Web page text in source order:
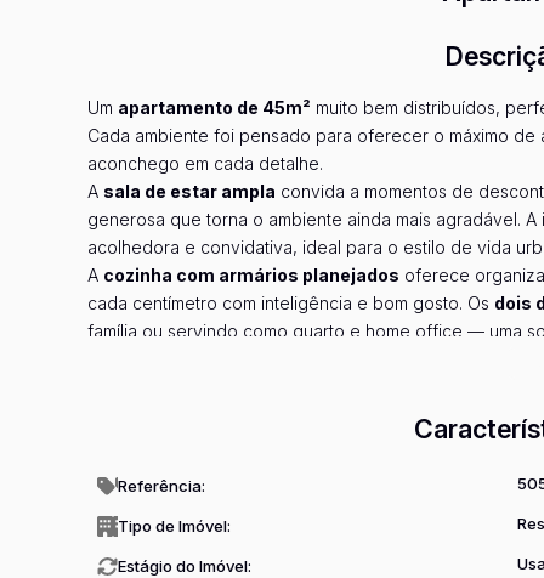
Um apartamento de 45m² muito bem distribuídos,
Cada ambiente foi pensado para oferecer o máximo
aconchego em cada detalhe.
A sala de estar ampla convida a momentos de
generosa que torna o ambiente ainda mais agradável.
acolhedora e convidativa, ideal para o estilo de vida
A cozinha com armários planejados oferece
cada centímetro com inteligência e bom gosto. Os dois
família ou servindo como quarto e home office — uma
portaria 24 horas
são convites permanentes
A localização é um dos grandes trunfos deste imóvel.
estará próximo a uma ampla rede de comércio,
conhecida por ser um polo em constante valorização,
Referência:
Tipo de Imóvel:
Estágio do Imóvel: